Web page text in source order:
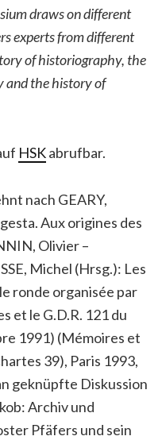
draws on different
experts from different
of historiography, the
and the history of
HSKabrufbar.
nach GEARY,
Aux origines des
Olivier –
Michel (Hrsg.): Les
ronde organisée par
et le G.D.R. 121 du
1991) (Mémoires et
39), Paris 1993,
geknüpfte Diskussion
Archiv und
Pfäfers und sein